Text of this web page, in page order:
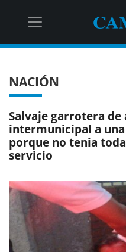
NACIÓN
Salvaje garrotera
intermunicipal a una
porque no tenia
servicio